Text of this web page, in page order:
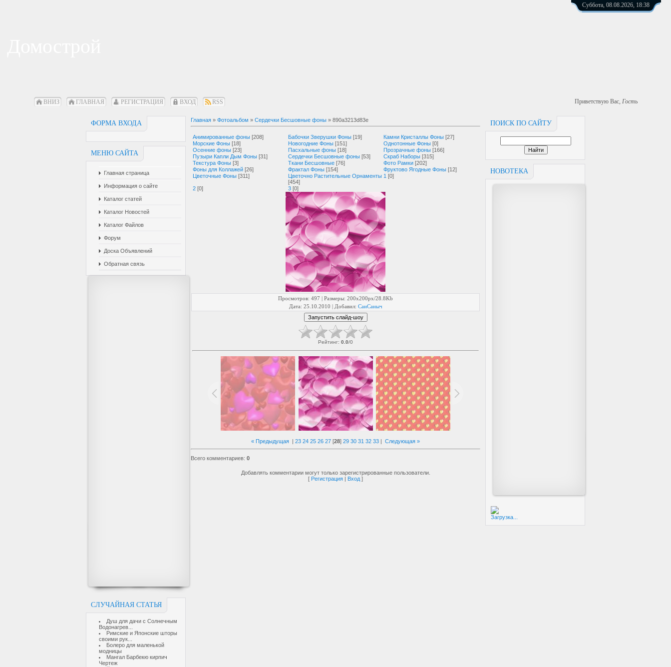
Суббота, 08.08.2026, 18:38
ВНИЗ ГЛАВНАЯ РЕГИСТРАЦИЯ ВХОД RSS Приветствую Вас, Гость
ФОРМА ВХОДА
МЕНЮ САЙТА
Главная страница
Информация о сайте
Каталог статей
Каталог Новостей
Каталог Файлов
Форум
Доска Объявлений
Обратная связь
СЛУЧАЙНАЯ СТАТЬЯ
Душ для дачи с Солнечным
Водонагрев...
Римские и Японские шторы
своими рук...
Болеро для маленькой
модницы
Мангал Барбекю кирпич
Чертеж
ПОИСК ПО САЙТУ
НОВОТЕКА
Загрузка...
Главная » Фотоальбом » Сердечки Бесшовные фоны » 890a3213d83e
Анимированные фоны [208] Бабочки Зверушки Фоны [19] Камни Кристаллы Фоны [27]
Морские Фоны [18] Новогодние Фоны [151] Однотонные Фоны [0]
Осенние фоны [23] Пасхальные фоны [18] Прозрачные фоны [166]
Пузыри Капли Дым Фоны [31] Сердечки Бесшовные фоны [53] Скраб Наборы [315]
Текстура Фоны [3] Ткани Бесшовные [76] Фото Рамки [202]
Фоны для Коллажей [26] Фрактал Фоны [154] Фруктово Ягодные Фоны [12]
Цветочные Фоны [311]
Цветочно Растительные Орнаменты
[454]
1 [0]
2 [0] 3 [0]
Просмотров: 497 | Размеры: 200x200px/28.8Kb
Дата: 25.10.2010 | Добавил: СанСаныч
Рейтинг: 0.0/0
« Предыдущая | 23 24 25 26 27 [28] 29 30 31 32 33 | Следующая »
Всего комментариев: 0
Добавлять комментарии могут только зарегистрированные пользователи.
[ Регистрация | Вход ]